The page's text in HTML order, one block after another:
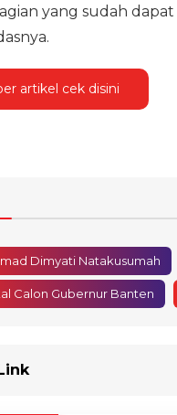
yang sudah
artikel cek disini
Dimyati Natakusumah
Calon Gubernur Banten